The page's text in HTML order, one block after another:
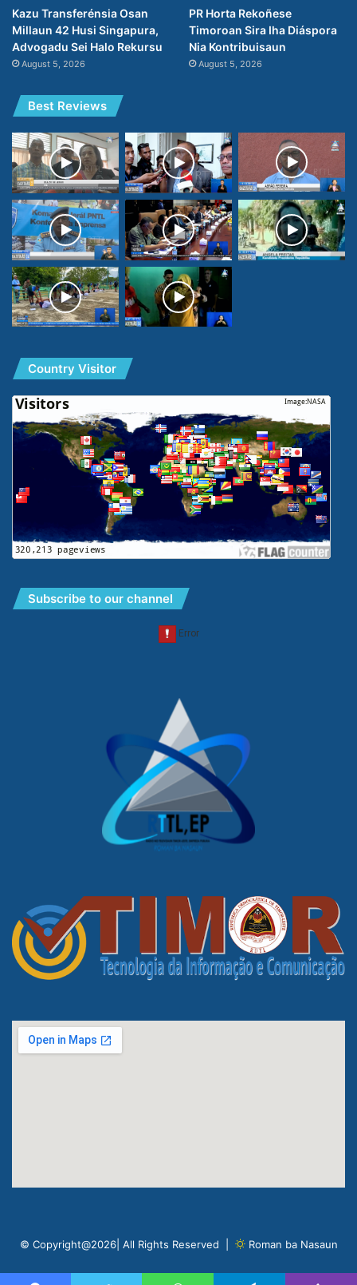
Kazu Transferénsia Osan
Millaun 42 Husi Singapura,
Advogadu Sei Halo Rekursu
August 5, 2026
PR Horta Rekoñese
Timoroan Sira Iha Diáspora
Nia Kontribuisaun
August 5, 2026
Best Reviews
Country Visitor
Subscribe to our channel
© Copyright@2026| All Rights Reserved | Roman ba Nasaun